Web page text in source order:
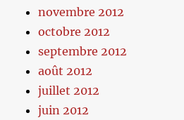
novembre 2012
octobre 2012
septembre 2012
août 2012
juillet 2012
juin 2012